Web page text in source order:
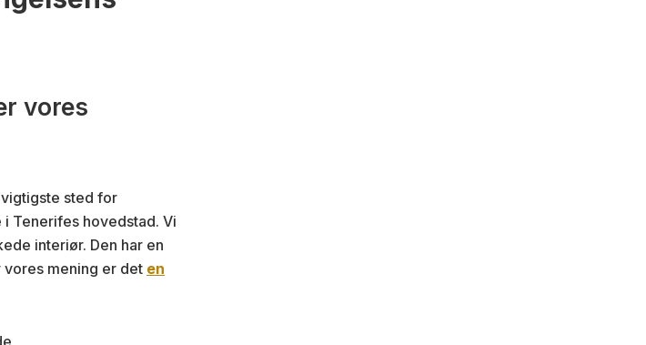
vores
sted for
Tenerifes hovedstad. Vi
interiør. Den har en
mening er det en